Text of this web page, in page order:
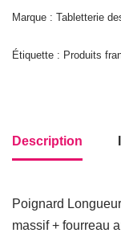
Marque : Tabletterie
Étiquette : Produits
Description
Poignard
massif + fourreau